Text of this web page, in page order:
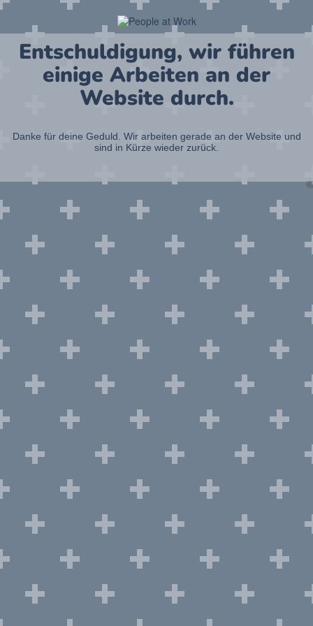
Entschuldigung, wir führen
einige Arbeiten an der
Website durch.
Danke für deine Geduld. Wir arbeiten gerade an der Website und
sind in Kürze wieder zurück.